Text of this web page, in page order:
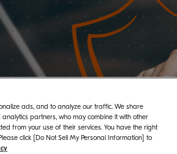
ads, and to analyze our traffic. We share
partners, who may combine it with other
from your use of their services. You have the right
click [Do Not Sell My Personal Information] to